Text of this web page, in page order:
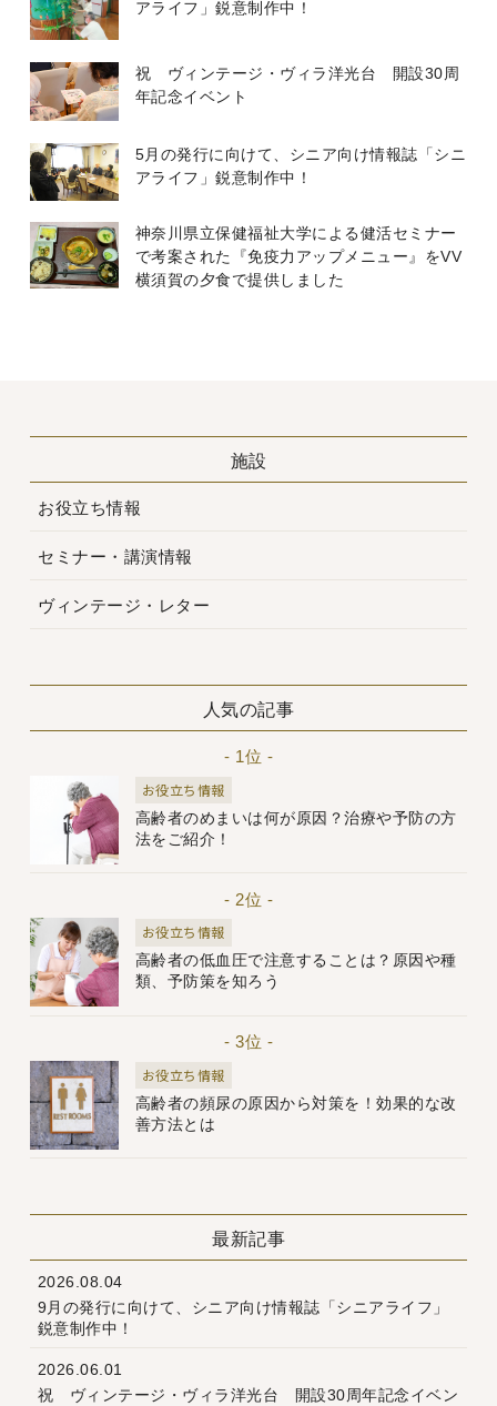
アライフ」鋭意制作中！
祝 ヴィンテージ・ヴィラ洋光台 開設30周
年記念イベント
5月の発行に向けて、シニア向け情報誌「シニ
アライフ」鋭意制作中！
神奈川県立保健福祉大学による健活セミナー
で考案された『免疫力アップメニュー』をVV
横須賀の夕食で提供しました
施設
お役立ち情報
セミナー・講演情報
ヴィンテージ・レター
人気の記事
- 1位 -
お役立ち情報
高齢者のめまいは何が原因？治療や予防の方
法をご紹介！
- 2位 -
お役立ち情報
高齢者の低血圧で注意することは？原因や種
類、予防策を知ろう
- 3位 -
お役立ち情報
高齢者の頻尿の原因から対策を！効果的な改
善方法とは
最新記事
2026.08.04
9月の発行に向けて、シニア向け情報誌「シニアライフ」
鋭意制作中！
2026.06.01
祝 ヴィンテージ・ヴィラ洋光台 開設30周年記念イベン